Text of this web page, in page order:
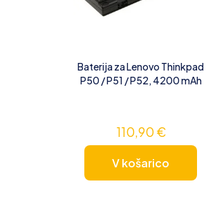
Baterija za Lenovo Thinkpad
P50 / P51 / P52, 4200 mAh
110,90 €
V košarico